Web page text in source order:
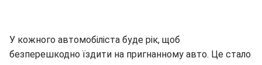
У кожного автомобіліста буде рік, щоб
безперешкодно їздити на пригнанному авто. Це стало